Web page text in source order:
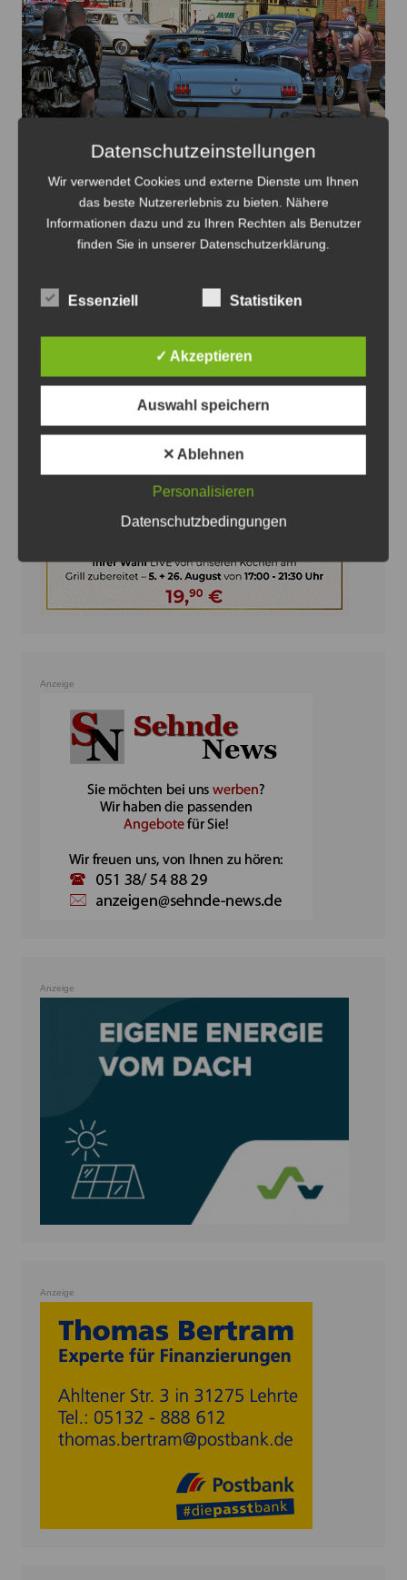
Oldtimer verteilt auf dem Gelände des HSM mit dem
Straßenbahnverkehr - Foto: Antonius Georg
Oldtimertag im Straßenbahn-Museum
2026
Anzeige
Anzeige
Anzeige
Anzeige
Datenschutzeinstellungen
Wir verwendet Cookies und externe Dienste um Ihnen
das beste Nutzererlebnis zu bieten. Nähere
Informationen dazu und zu Ihren Rechten als Benutzer
finden Sie in unserer Datenschutzerklärung.
Essenziell Statistiken
✓ Akzeptieren
Auswahl speichern
✕ Ablehnen
Personalisieren
Datenschutzbedingungen